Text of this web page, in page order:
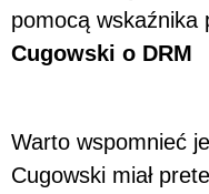
pomocą wskaźnika
Cugowski o DRM
Warto wspomnieć
Cugowski miał